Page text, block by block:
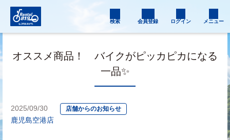
検索 会員登録 ログイン メニュー
オススメ商品！ バイクがピッカピカになる
一品✨
2025/09/30 店舗からのお知らせ
鹿児島空港店